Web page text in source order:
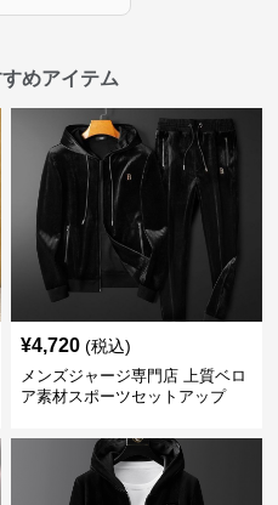
めアイテム
¥4,720 (税込)
メンズジャージ専門店 上質ベロ
ア素材スポーツセットアップ